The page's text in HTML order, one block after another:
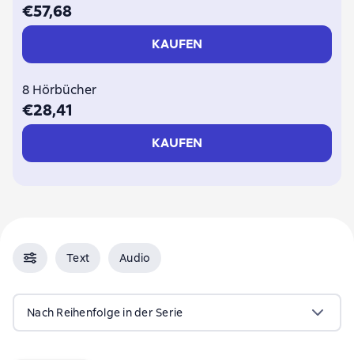
€57,68
KAUFEN
8 Hörbücher
€28,41
KAUFEN
Text Audio
Nach Reihenfolge in der Serie